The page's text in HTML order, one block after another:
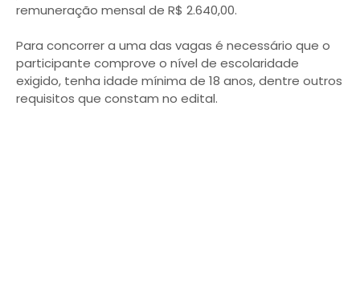
remuneração mensal de R$ 2.640,00.
Para concorrer a uma das vagas é necessário que o
participante comprove o nível de escolaridade
exigido, tenha idade mínima de 18 anos, dentre outros
requisitos que constam no edital.